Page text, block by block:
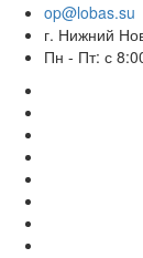
op@lobas.su
г. Нижний
Пн - Пт: с